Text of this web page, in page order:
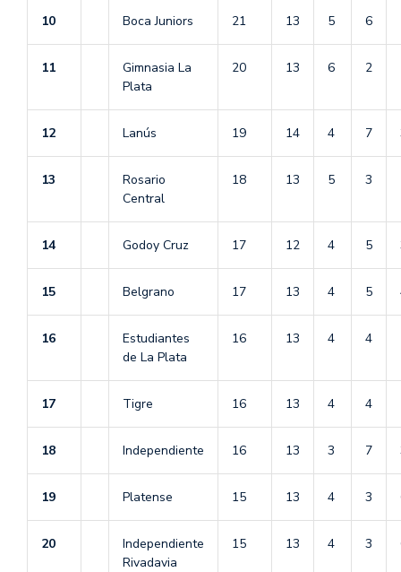
10 Boca Juniors 21 13 5 6
11
Gimnasia La
Plata
20 13 6 2
12 Lanús 19 14 4 7
13
Rosario
Central
18 13 5 3
14 Godoy Cruz 17 12 4 5
15 Belgrano 17 13 4 5
16
Estudiantes
de La Plata
16 13 4 4
17 Tigre 16 13 4 4
18 Independiente 16 13 3 7
19 Platense 15 13 4 3
20
Independiente
Rivadavia
15 13 4 3